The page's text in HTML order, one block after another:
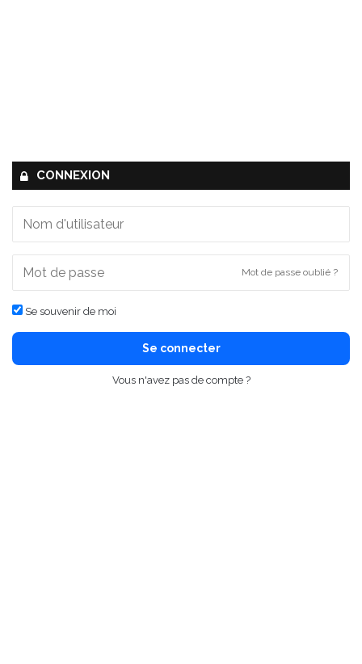
CONNEXION
Mot de passe oublié ?
Se souvenir de moi
Se connecter
Vous n'avez pas de compte ?